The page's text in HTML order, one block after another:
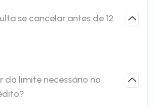
se cancelar antes de 12
do limite necessário no